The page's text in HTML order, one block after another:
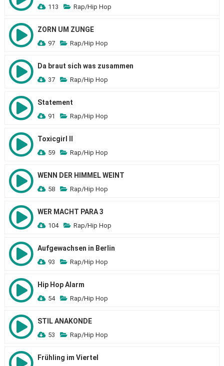
113 Rap/Hip Hop
ZORN UM ZUNGE
97 Rap/Hip Hop
Da braut sich was zusammen
37 Rap/Hip Hop
Statement
91 Rap/Hip Hop
Toxicgirl II
59 Rap/Hip Hop
WENN DER HIMMEL WEINT
58 Rap/Hip Hop
WER MACHT PARA 3
104 Rap/Hip Hop
Aufgewachsen in Berlin
93 Rap/Hip Hop
Hip Hop Alarm
54 Rap/Hip Hop
STIL ANAKONDE
53 Rap/Hip Hop
Frühling im Viertel